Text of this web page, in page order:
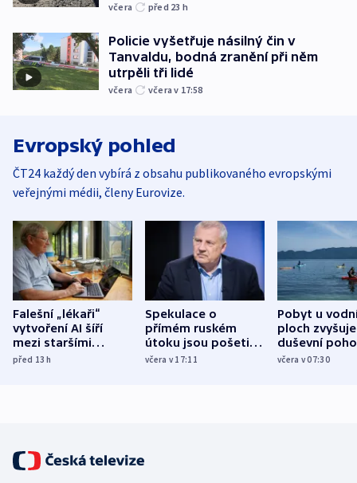
včera před 23 h
Policie vyšetřuje násilný čin v
Tanvaldu, bodná zranění při něm
utrpěli tři lidé
včera včera v 17:58
Evropský pohled
ČT24 každý den vybírá z obsahu publikovaného evropskými
veřejnými médii, členy Eurovize.
Falešní „lékaři“
vytvoření AI šíří
mezi staršími
Poláky nebezpečné
před 13h
Spekulace o
přímém ruském
útoku jsou pošetilé,
míní estonský
včera v 17:11
Pobyt u
ploch zvyšuje
duševní
ukázala
včera v 07:30